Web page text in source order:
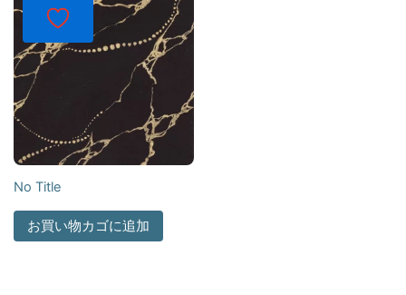
No Title
お買い物カゴに追加